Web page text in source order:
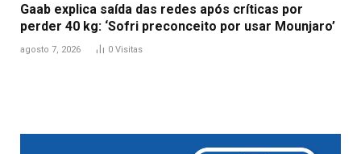
Gaab explica saída das redes após críticas por
perder 40 kg: ‘Sofri preconceito por usar Mounjaro’
agosto 7, 2026 0 Visitas